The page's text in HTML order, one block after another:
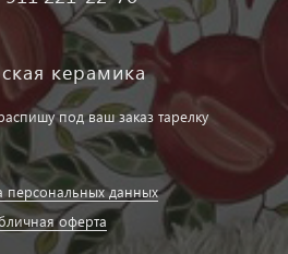
керамика
под ваш заказ тарелку
персональных данных
оферта